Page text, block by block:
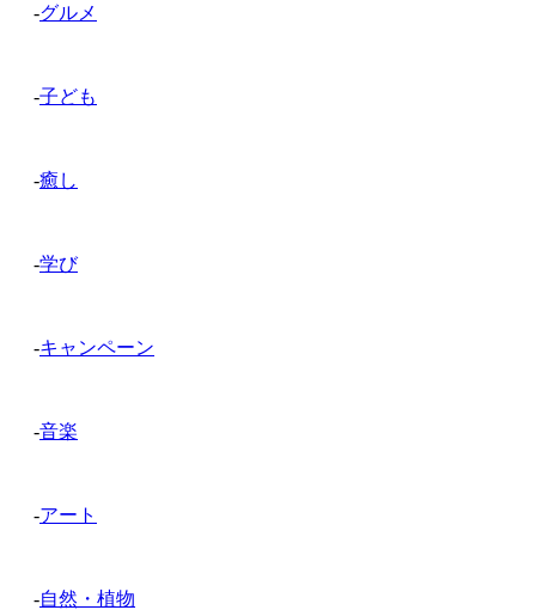
-グルメ
-子ども
-癒し
-学び
-キャンペーン
-音楽
-アート
-自然・植物